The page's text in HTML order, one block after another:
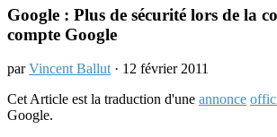
Google : Plus de sécurité lors de la
compte Google
parVincent Ballut· 12 février 2011
Cet Article est la traduction d'une annonce
Google.